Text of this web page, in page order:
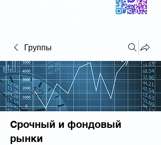
Группы
Срочный и фондовый
рынки